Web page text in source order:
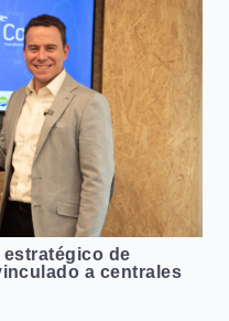
de
a centrales